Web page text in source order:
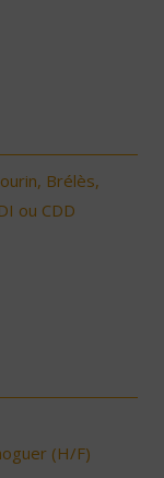
Brélès,
ou CDD
(H/F)